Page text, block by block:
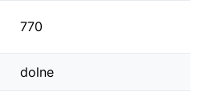
770
dolne